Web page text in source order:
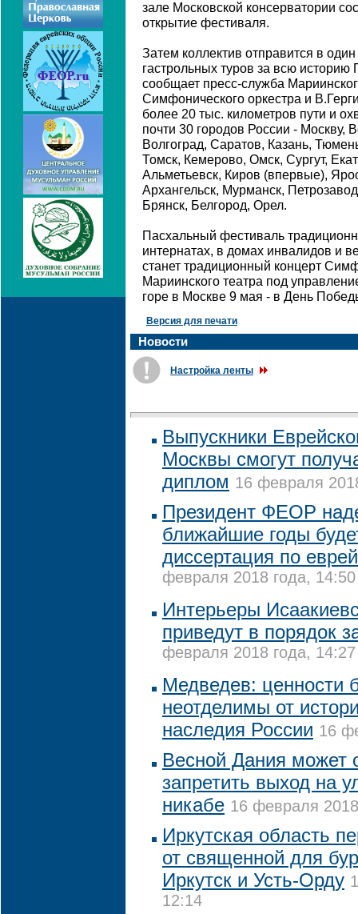
зале Московской консерватории
открытие фестиваля.
Затем коллектив отправится в
гастрольных туров за всю историю
сообщает пресс-служба
Симфонического оркестра и
более 20 тыс. километров пути и
почти 30 городов России - Москву,
Волгоград, Саратов, Казань,
Томск, Кемерово, Омск, Сургут,
Альметьевск, Киров (впервые),
Архангельск, Мурманск,
Брянск, Белгород, Орел.
Пасхальный фестиваль
интернатах, в домах инвалидов и
станет традиционный концерт
Мариинского театра под
горе в Москве 9 мая - в День
Версия для печати
Новости
Настройка ленты
Выпускники
Москвы смогут
диплом 16 февраля
Президент ФЕОР
ближайшие годы
диссертация по
февраля 2018 года, 14:50
Интерьеры
приведут в порядок
февраля 2018 года, 14:27
Медведев: ценности
неотделимы от
наследия России 16
Весной Дания может
запретить выход на
никабе 16 февраля
Иркутская область
от священной для
Иркутск и Усть-Орду
12:14